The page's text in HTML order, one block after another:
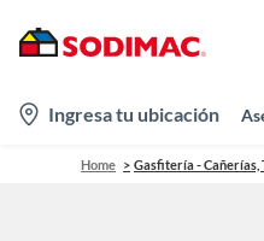
location-
icon
Ingresa tu ubicación
Home Gasfitería - Cañerías,